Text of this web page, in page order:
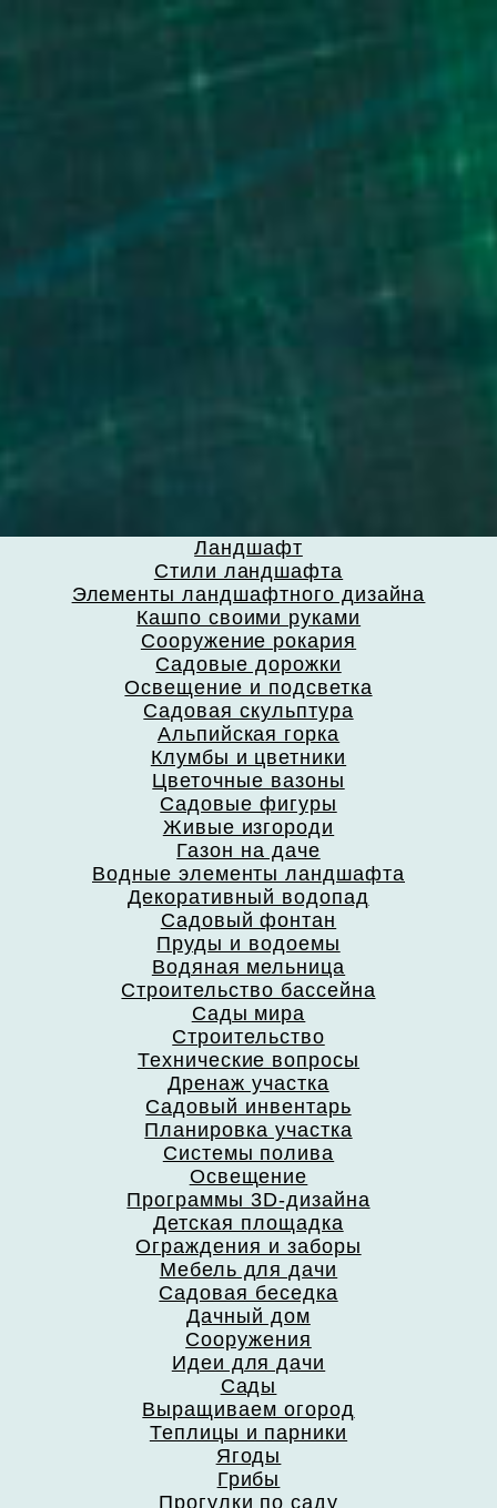
Ландшафт
Стили ландшафта
Элементы ландшафтного дизайна
Кашпо своими руками
Сооружение рокария
Садовые дорожки
Освещение и подсветка
Садовая скульптура
Альпийская горка
Клумбы и цветники
Цветочные вазоны
Садовые фигуры
Живые изгороди
Газон на даче
Водные элементы ландшафта
Декоративный водопад
Садовый фонтан
Пруды и водоемы
Водяная мельница
Строительство бассейна
Сады мира
Строительство
Технические вопросы
Дренаж участка
Садовый инвентарь
Планировка участка
Системы полива
Освещение
Программы 3D-дизайна
Детская площадка
Ограждения и заборы
Мебель для дачи
Садовая беседка
Дачный дом
Сооружения
Идеи для дачи
Сады
Выращиваем огород
Теплицы и парники
Ягоды
Грибы
Прогулки по саду